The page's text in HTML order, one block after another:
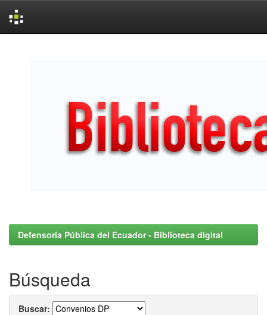
Defensoría Pública del Ecuador - Biblioteca digital
Búsqueda
Buscar: